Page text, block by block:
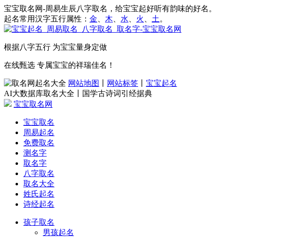
宝宝取名网-周易生辰八字取名，给宝宝起好听有韵味的好名。
起名常用汉字五行属性： 金 木 水 火 土 。
根据八字五行 为宝宝量身定做
在线甄选 专属宝宝的祥瑞佳名！
网站地图 网站标签
宝宝起名
AI大数据库取名大全丨国学古诗词引经据典
宝宝取名网
宝宝取名
周易起名
免费取名
测名字
取名字
八字取名
取名大全
姓氏起名
诗经起名
孩子取名
男孩起名